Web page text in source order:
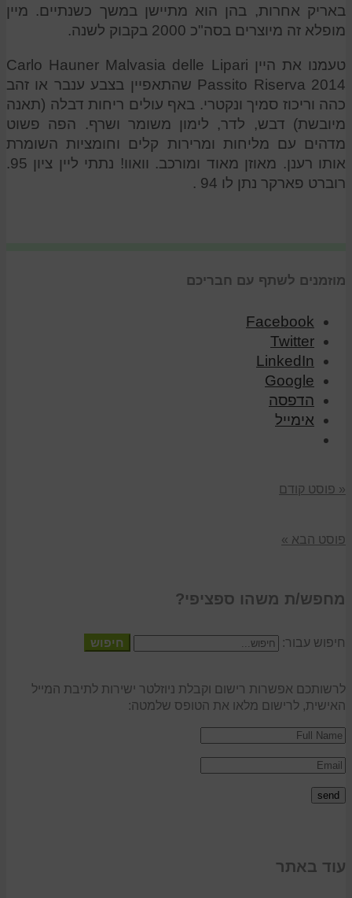
באריק אחרות, בהן הוא מתיישן במשך כשנתיים. מיין
מופלא זה מיוצרים בסה"כ 2000 בקבוק לשנה.
טעמנו את היין Carlo Hauner Malvasia delle Lipari
Passito Riserva 2014 שהתאפיין בצבע ענבר או זהב
כהה וריכוז סמיך ונקטרי. באף עולים ריחות דבלה (תאנה
מיובשת) דבש, לדר, לימון משומר ושרף. הפה פשוט
מדהים עם מליחות ומרירות קלים וחומציות השומרת
אותו רענן. מאוזן מאוד ומורכב. וואוו! נתתי ליין ציון 95.
רוברט פארקר נתן לו 94 .
מוזמנים לשתף עם חבריכם
Facebook
Twitter
LinkedIn
Google
הדפסה
אימייל
« פוסט קודם
פוסט הבא »
מחפש/ת משהו ספציפי?
חיפוש עבור: חיפוש
לרשותכם אפשרות רישום וקבלת ניוזלטר ישירות לתיבת המייל
האישית, לרישום מלאו את הטופס שלמטה:
עוד באתר